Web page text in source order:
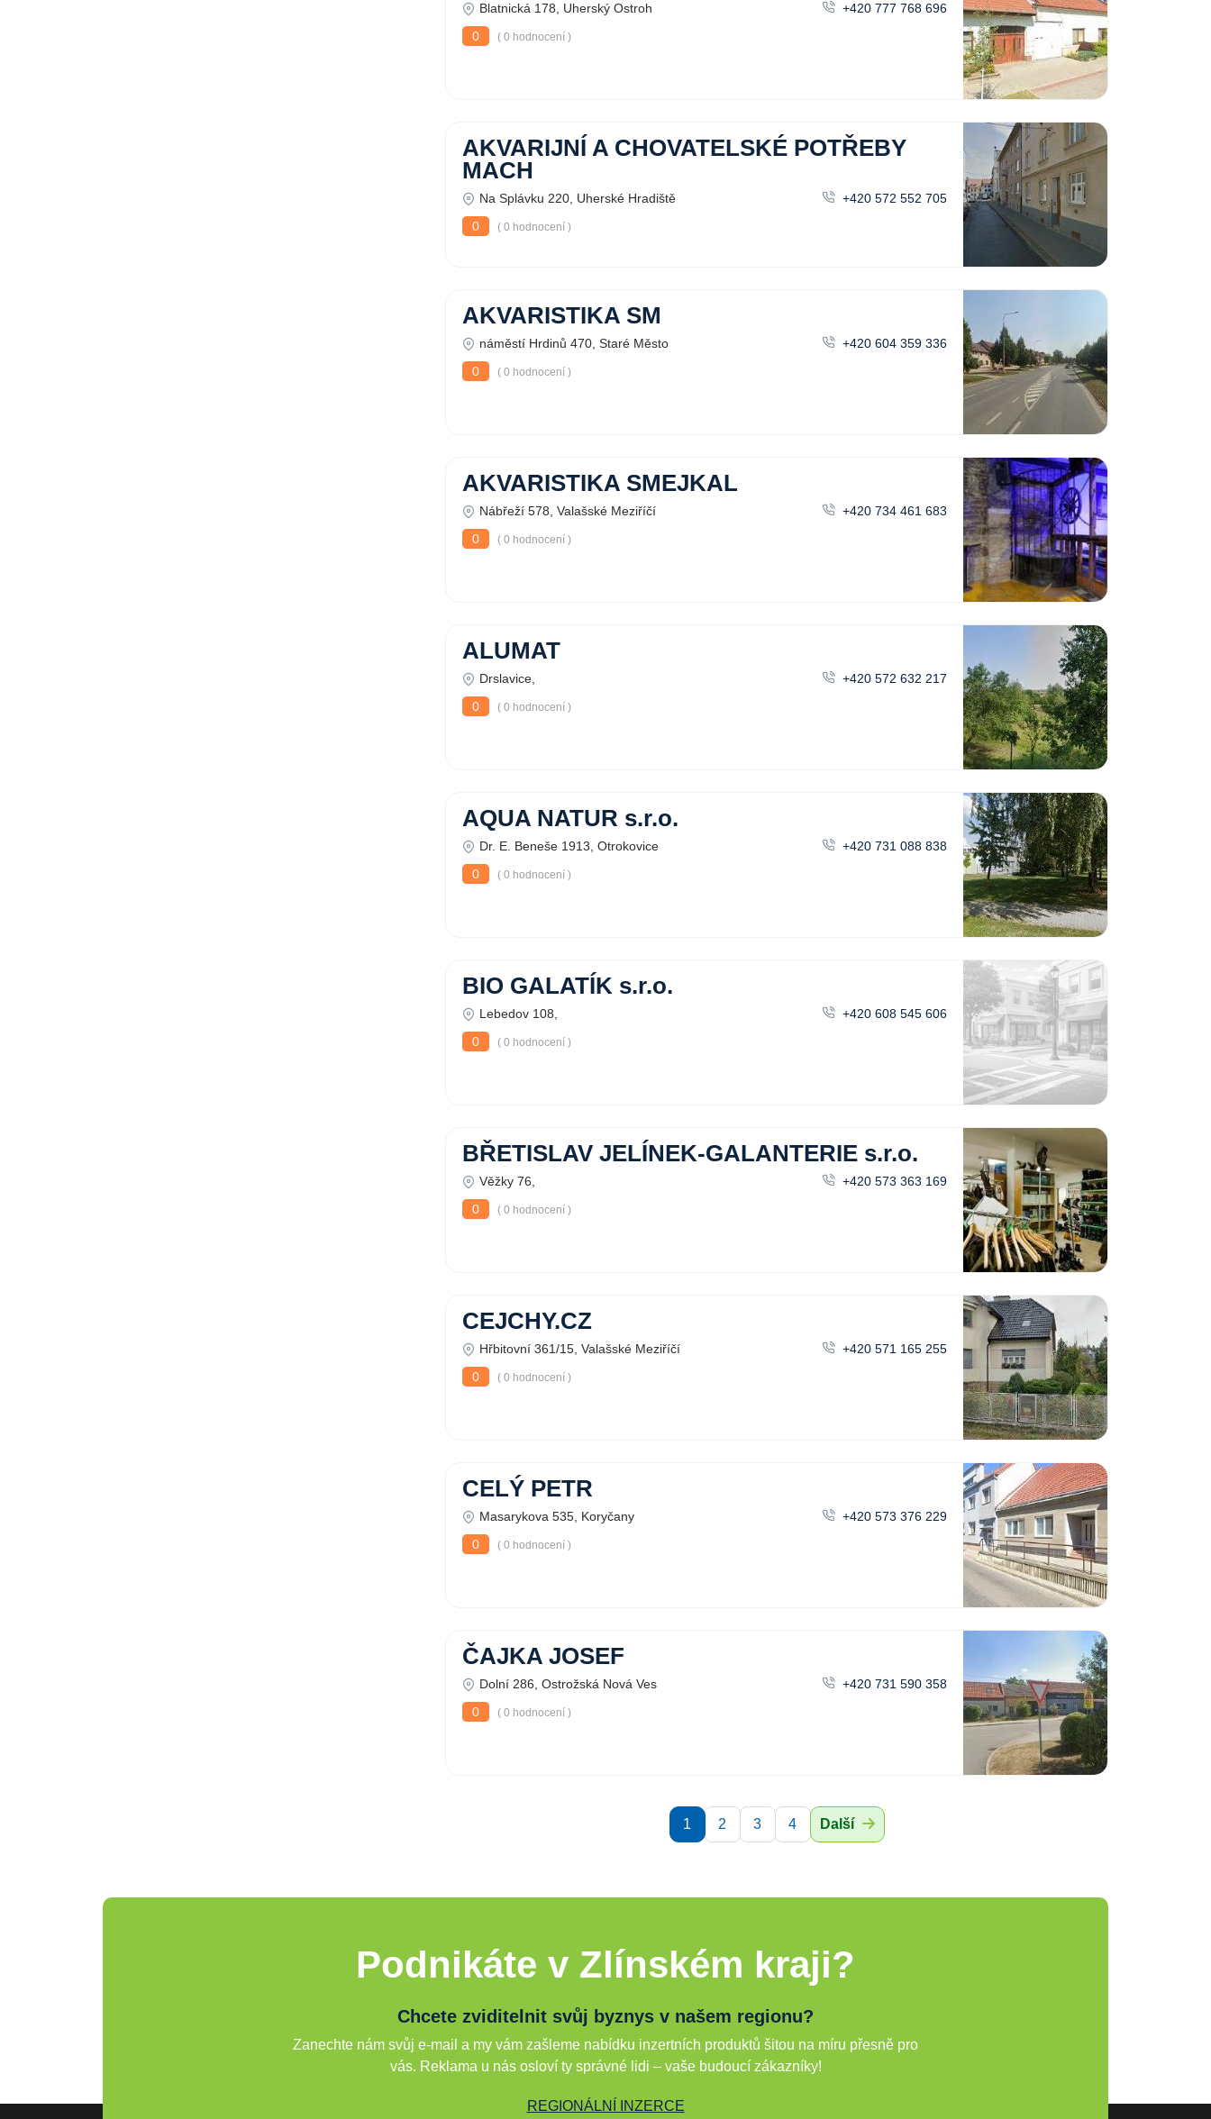
Blatnická 178, Uherský Ostroh
+420 777 768 696
0
( 0 hodnocení )
AKVARIJNÍ A CHOVATELSKÉ POTŘEBY
MACH
Na Splávku 220, Uherské Hradiště
+420 572 552 705
0
( 0 hodnocení )
AKVARISTIKA SM
náměstí Hrdinů 470, Staré Město
+420 604 359 336
0
( 0 hodnocení )
AKVARISTIKA SMEJKAL
Nábřeží 578, Valašské Meziříčí
+420 734 461 683
0
( 0 hodnocení )
ALUMAT
Drslavice,
+420 572 632 217
0
( 0 hodnocení )
AQUA NATUR s.r.o.
Dr. E. Beneše 1913, Otrokovice
+420 731 088 838
0
( 0 hodnocení )
BIO GALATÍK s.r.o.
Lebedov 108,
+420 608 545 606
0
( 0 hodnocení )
BŘETISLAV JELÍNEK-GALANTERIE s.r.o.
Věžky 76,
+420 573 363 169
0
( 0 hodnocení )
CEJCHY.CZ
Hřbitovní 361/15, Valašské Meziříčí
+420 571 165 255
0
( 0 hodnocení )
CELÝ PETR
Masarykova 535, Koryčany
+420 573 376 229
0
( 0 hodnocení )
ČAJKA JOSEF
Dolní 286, Ostrožská Nová Ves
+420 731 590 358
0
( 0 hodnocení )
1 2 3 4 Další
Podnikáte v Zlínském kraji?
Chcete zviditelnit svůj byznys v našem regionu?
Zanechte nám svůj e-mail a my vám zašleme nabídku inzertních produktů šitou na míru přesně pro
vás. Reklama u nás osloví ty správné lidi – vaše budoucí zákazníky!
REGIONÁLNÍ INZERCE